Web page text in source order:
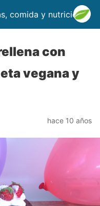
comida y nutrición
con
vegana y
hace 10 años